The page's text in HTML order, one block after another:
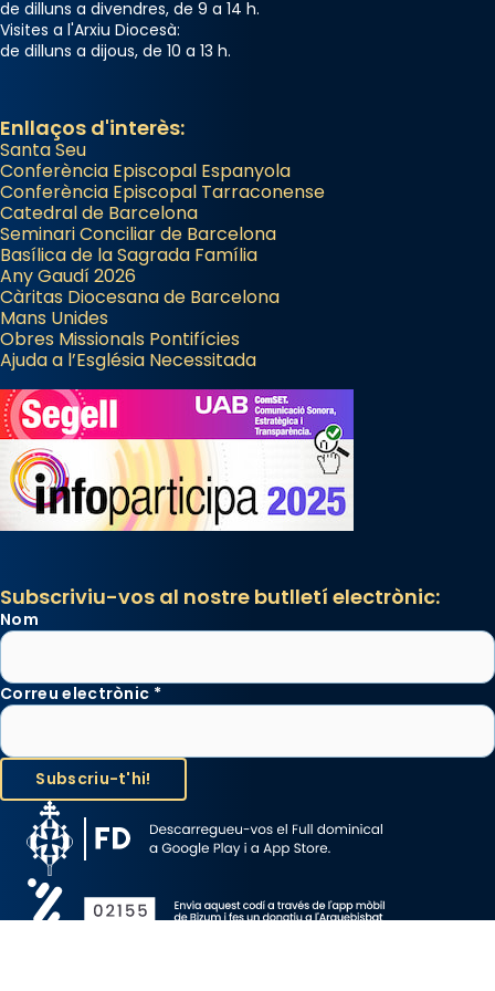
de dilluns a divendres, de 9 a 14 h.
Visites a l'Arxiu Diocesà:
de dilluns a dijous, de 10 a 13 h.
Enllaços d'interès:
Santa Seu
Conferència Episcopal Espanyola
Conferència Episcopal Tarraconense
Catedral de Barcelona
Seminari Conciliar de Barcelona
Basílica de la Sagrada Família
Any Gaudí 2026
Càritas Diocesana de Barcelona
Mans Unides
Obres Missionals Pontifícies
Ajuda a l’Església Necessitada
Subscriviu-vos al nostre butlletí electrònic:
Nom
Correu electrònic *